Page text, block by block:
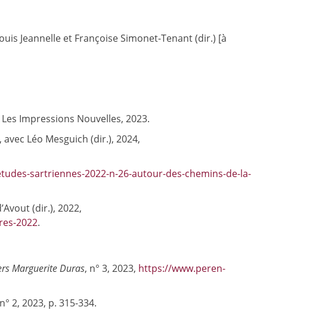
Jeannelle et Françoise Simonet-Tenant (dir.) [à
Impressions Nouvelles, 2023.
Léo Mesguich (dir.), 2024,
sartriennes-2022-n-26-autour-des-chemins-de-la-
(dir.), 2022,
2022.
Marguerite Duras, n° 3, 2023, https://www.peren-
2, 2023, p. 315-334.